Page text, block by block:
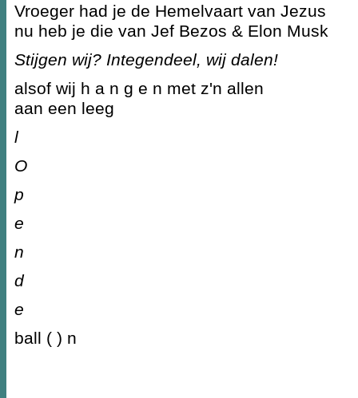
Vroeger had je de Hemelvaart van Jezus
nu heb je die van Jef Bezos & Elon Musk
Stijgen wij? Integendeel, wij dalen!
alsof wij h a n g e n met z'n allen
aan een leeg
l
O
p
e
n
d
e
ball ( ) n